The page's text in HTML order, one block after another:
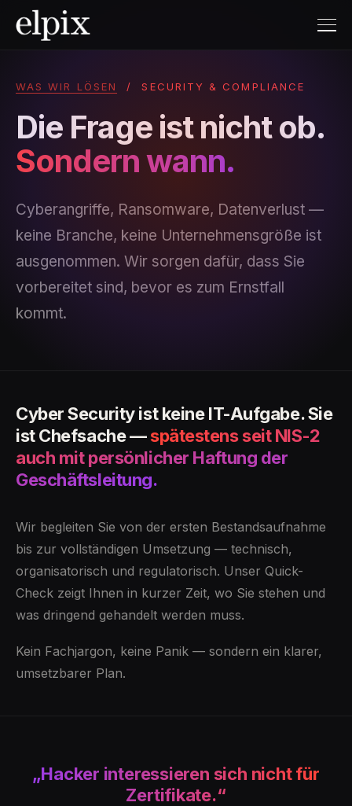
WAS WIR LÖSEN / SECURITY & COMPLIANCE
Die Frage ist nicht ob.
Sondern wann.
Cyberangriffe, Ransomware, Datenverlust —
keine Branche, keine Unternehmensgröße ist
ausgenommen. Wir sorgen dafür, dass Sie
vorbereitet sind, bevor es zum Ernstfall
kommt.
Cyber Security ist keine IT-Aufgabe. Sie
ist Chefsache —spätestens seit NIS-2
auch mit persönlicher Haftung der
Geschäftsleitung.
Wir begleiten Sie von der ersten Bestandsaufnahme
bis zur vollständigen Umsetzung — technisch,
organisatorisch und regulatorisch. Unser Quick-
Check zeigt Ihnen in kurzer Zeit, wo Sie stehen und
was dringend gehandelt werden muss.
Kein Fachjargon, keine Panik — sondern ein klarer,
umsetzbarer Plan.
„Hacker interessieren sich nicht für
Zertifikate.“